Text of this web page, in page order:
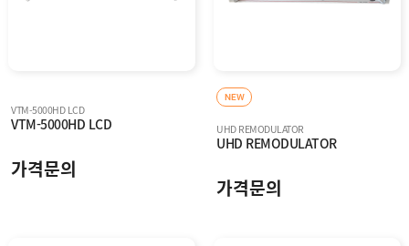
VTM-5000HD LCD
VTM-5000HD LCD
가격문의
NEW
UHD REMODULATOR
UHD REMODULATOR
가격문의